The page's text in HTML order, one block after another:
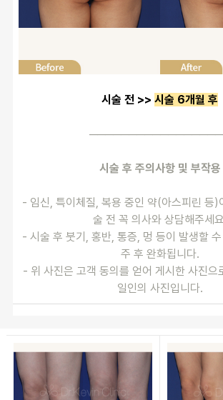
시술 전 >> 시술 6개월 후
시술 후 주의사항 및 부작용
- 임신, 특이체질, 복용 중인 약(아스피린 등)
술 전 꼭 의사와 상담해주세
- 시술 후 붓기, 홍반, 통증, 멍 등이 발생할
주 후 완화됩니다.
- 위 사진은 고객 동의를 얻어 게시한 사진으
일인의 사진입니다.